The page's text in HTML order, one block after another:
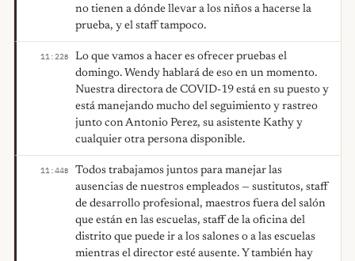
no tienen a dónde llevar a los niños a hacerse la
prueba, y el staff tampoco.
11:22B
Lo que vamos a hacer es ofrecer pruebas el
domingo. Wendy hablará de eso en un momento.
Nuestra directora de COVID-19 está en su puesto y
está manejando mucho del seguimiento y rastreo
junto con Antonio Perez, su asistente Kathy y
cualquier otra persona disponible.
11:44B
Todos trabajamos juntos para manejar las
ausencias de nuestros empleados — sustitutos, staff
de desarrollo profesional, maestros fuera del salón
que están en las escuelas, staff de la oficina del
distrito que puede ir a los salones o a las escuelas
mientras el director esté ausente. Y también hay